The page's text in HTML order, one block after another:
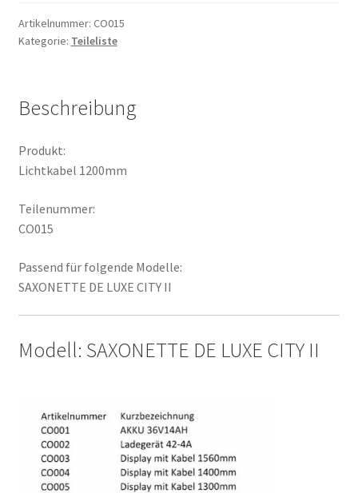
Artikelnummer: CO015
Kategorie: Teileliste
Beschreibung
Produkt:
Lichtkabel 1200mm
Teilenummer:
CO015
Passend für folgende Modelle:
SAXONETTE DE LUXE CITY II
Modell: SAXONETTE DE LUXE CITY II